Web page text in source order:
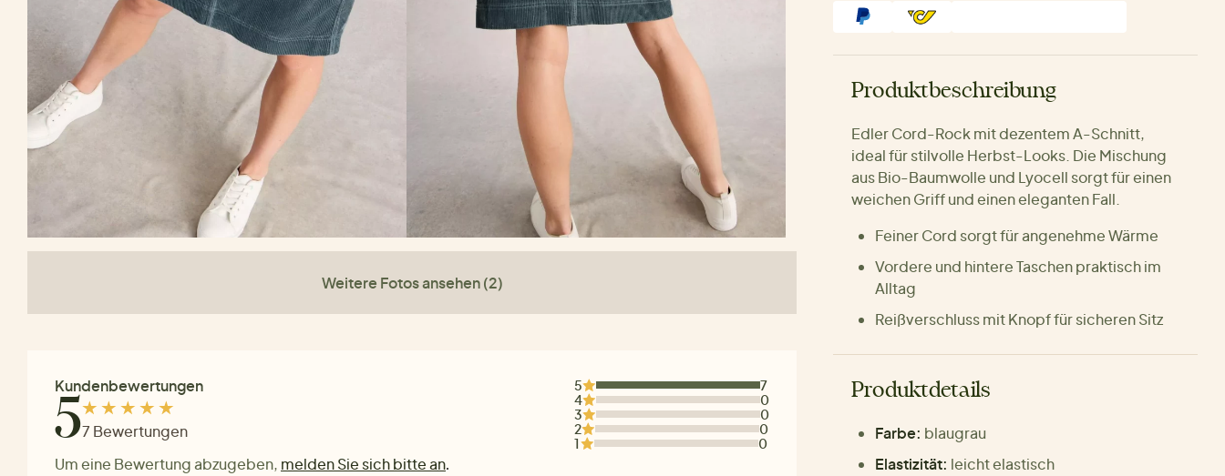
Weitere Fotos ansehen (2)
Kundenbewertungen
57 Bewertungen
Um eine Bewertung abzugeben, melden Sie sich bitte an.
5
7
4
0
3
0
2
0
1
0
Produktbeschreibung
Edler Cord-Rock mit dezentem A-Schnitt,
ideal für stilvolle Herbst-Looks. Die Mischung
aus Bio-Baumwolle und Lyocell sorgt für einen
weichen Griff und einen eleganten Fall.
Feiner Cord sorgt für angenehme Wärme
Vordere und hintere Taschen praktisch im
Alltag
Reißverschluss mit Knopf für sicheren Sitz
Produktdetails
Farbe: blaugrau
Elastizität: leicht elastisch